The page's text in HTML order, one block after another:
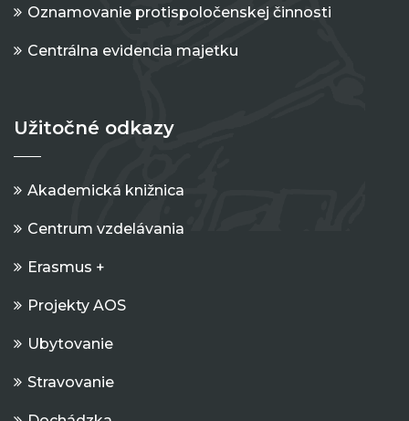
Oznamovanie protispoločenskej činnosti
Centrálna evidencia majetku
Užitočné odkazy
Akademická knižnica
Centrum vzdelávania
Erasmus +
Projekty AOS
Ubytovanie
Stravovanie